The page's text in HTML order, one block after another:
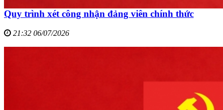
Quy trình xét công nhận đảng viên chính thức
21:32 06/07/2026